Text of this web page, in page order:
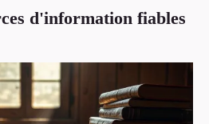
d'information fiables